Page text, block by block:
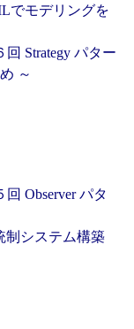
でモデリングを
Strategy パター
～
Observer パタ
制システム構築